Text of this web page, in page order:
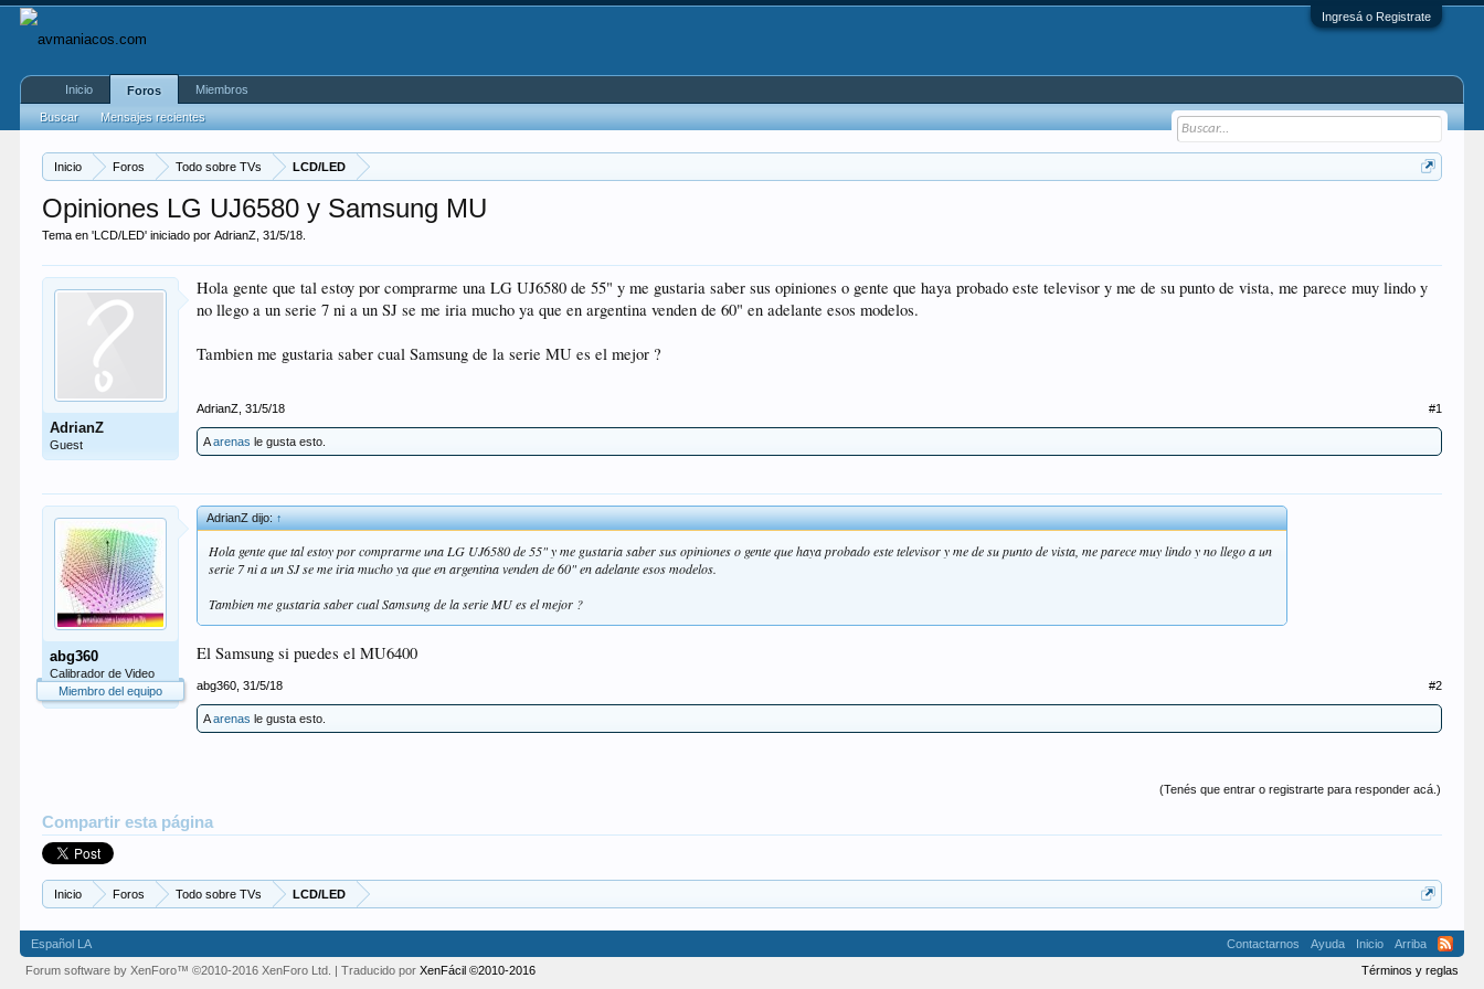
Ingresá o Registrate
Inicio Foros Todo sobre TVs LCD/LED
Opiniones LG UJ6580 y Samsung MU
Tema en 'LCD/LED' iniciado porAdrianZ ,31/5/18
AdrianZ
Guest
Hola gente que tal estoy por comprarme una LG UJ6580 de 55" y me gustaria saber sus opiniones o gente que haya probado este televisor y me de su punto de vista, me parece muy lindo y
no llego a un serie 7 ni a un SJ se me iria mucho ya que en argentina venden de 60" en adelante esos modelos.
Tambien me gustaria saber cual Samsung de la serie MU es el mejor ?
AdrianZ 31/5/18 #1
Aarenas le gusta esto.
abg360
Calibrador de Video
Miembro del equipo
AdrianZ dijo:↑
Hola gente que tal estoy por comprarme una LG UJ6580 de 55" y me gustaria saber sus opiniones o gente que haya probado este televisor y me de su punto de vista, me parece muy lindo y no llego a un
serie 7 ni a un SJ se me iria mucho ya que en argentina venden de 60" en adelante esos modelos.
Tambien me gustaria saber cual Samsung de la serie MU es el mejor ?
El Samsung si puedes el MU6400
abg360 31/5/18 #2
Aarenas le gusta esto.
(Tenés que entrar o registrarte para responder acá.)
Compartir esta página
Inicio Foros Todo sobre TVs LCD/LED
Inicio
Foros
Buscar
Mensajes recientes
Miembros
Español LA Contactarnos Ayuda Inicio
Arriba
Términos y reglas
Forum software by XenForo™©2010-2016 XenForo Ltd. | Traducido porXenFácil ©2010-2016